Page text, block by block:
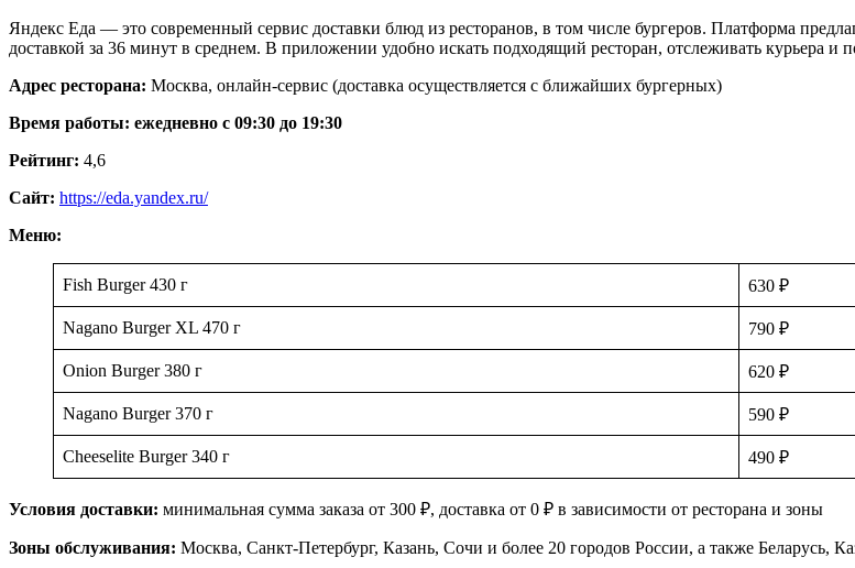
Яндекс Еда — это современный сервис доставки блюд из ресторанов, в том числе бургеров. Платформа
доставкой за 36 минут в среднем. В приложении удобно искать подходящий ресторан, отслеживать курьера
Адрес ресторана: Москва, онлайн-сервис (доставка осуществляется с ближайших бургерных)
Время работы: ежедневно с 09:30 до 19:30
Рейтинг: 4,6
Сайт: https://eda.yandex.ru/
Меню:
Fish Burger 430 г 630 ₽
Nagano Burger XL 470 г 790 ₽
Onion Burger 380 г 620 ₽
Nagano Burger 370 г 590 ₽
Cheeselite Burger 340 г 490 ₽
Условия доставки: минимальная сумма заказа от 300 ₽, доставка от 0 ₽ в зависимости от ресторана и зоны
Зоны обслуживания: Москва, Санкт-Петербург, Казань, Сочи и более 20 городов России, а также Беларусь,